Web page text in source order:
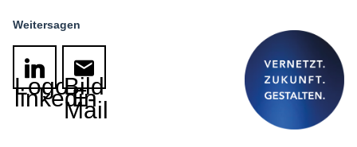
Weitersagen
Logo
linkedin
Bild
E-
Mail